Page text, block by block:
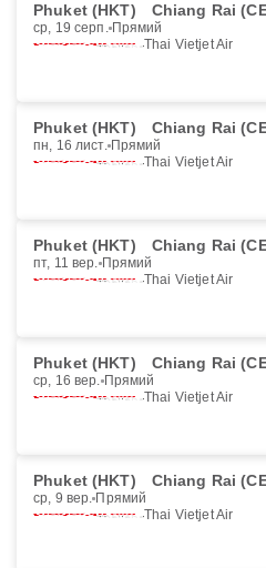
Phuket (HKT) Chiang Rai
ср, 19 серп. Прямий
Thai Vietjet Air
Phuket (HKT) Chiang Rai
пн, 16 лист. Прямий
Thai Vietjet Air
Phuket (HKT) Chiang Rai
пт, 11 вер. Прямий
Thai Vietjet Air
Phuket (HKT) Chiang Rai
ср, 16 вер. Прямий
Thai Vietjet Air
Phuket (HKT) Chiang Rai
ср, 9 вер. Прямий
Thai Vietjet Air